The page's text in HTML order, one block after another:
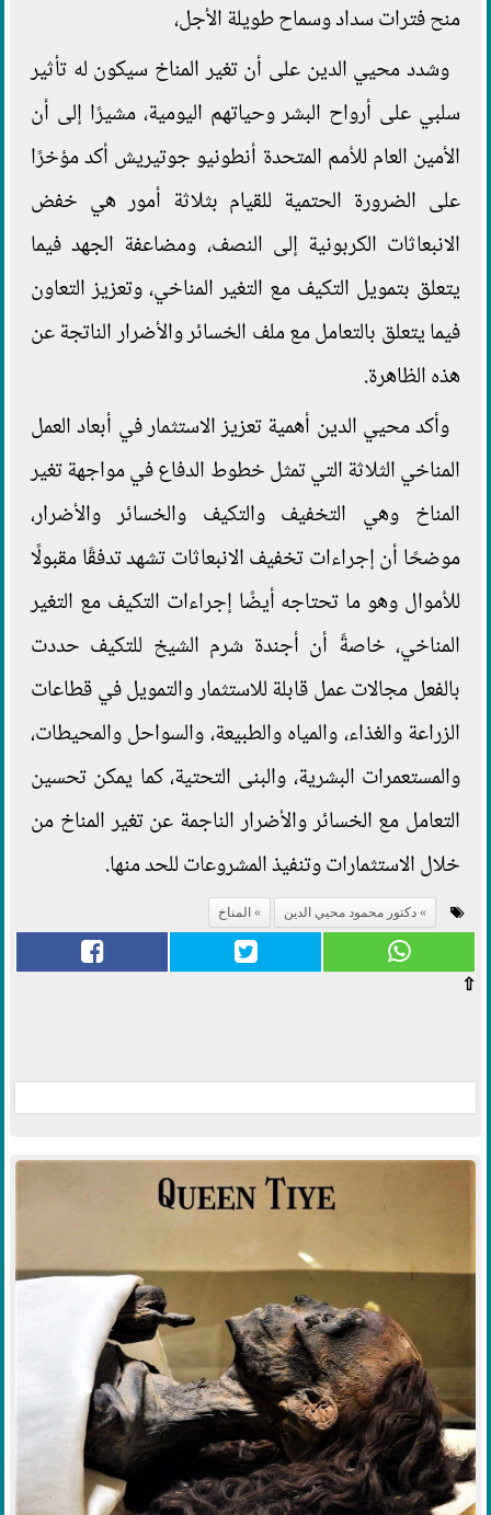
منح فترات سداد وسماح طويلة الأجل،
وشدد محيي الدين على أن تغير المناخ سيكون له تأثير
سلبي على أرواح البشر وحياتهم اليومية، مشيرًا إلى أن
الأمين العام للأمم المتحدة أنطونيو جوتيريش أكد مؤخرًا
على الضرورة الحتمية للقيام بثلاثة أمور هي خفض
الانبعاثات الكربونية إلى النصف، ومضاعفة الجهد فيما
يتعلق بتمويل التكيف مع التغير المناخي، وتعزيز التعاون
فيما يتعلق بالتعامل مع ملف الخسائر والأضرار الناتجة عن
هذه الظاهرة.
وأكد محيي الدين أهمية تعزيز الاستثمار في أبعاد العمل
المناخي الثلاثة التي تمثل خطوط الدفاع في مواجهة تغير
المناخ وهي التخفيف والتكيف والخسائر والأضرار،
موضحًا أن إجراءات تخفيف الانبعاثات تشهد تدفقًا مقبولًا
للأموال وهو ما تحتاجه أيضًا إجراءات التكيف مع التغير
المناخي، خاصةً أن أجندة شرم الشيخ للتكيف حددت
بالفعل مجالات عمل قابلة للاستثمار والتمويل في قطاعات
الزراعة والغذاء، والمياه والطبيعة، والسواحل والمحيطات،
والمستعمرات البشرية، والبنى التحتية، كما يمكن تحسين
التعامل مع الخسائر والأضرار الناجمة عن تغير المناخ من
خلال الاستثمارات وتنفيذ المشروعات للحد منها.
دكتور محمود محيي الدين المناخ
⇧